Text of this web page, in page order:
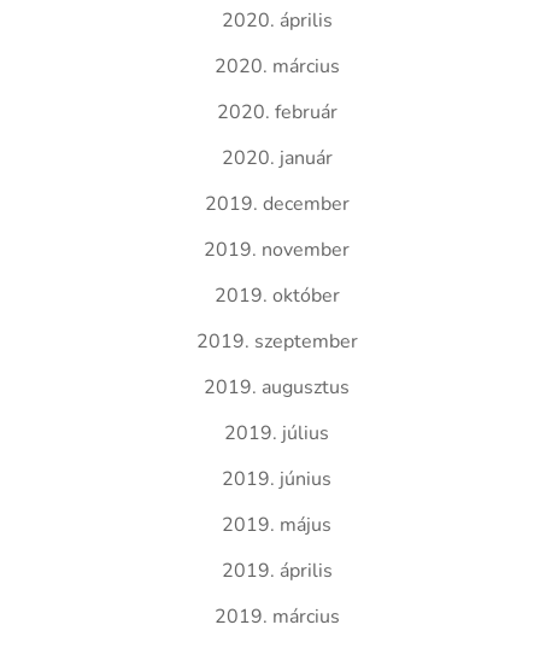
2020. április
2020. március
2020. február
2020. január
2019. december
2019. november
2019. október
2019. szeptember
2019. augusztus
2019. július
2019. június
2019. május
2019. április
2019. március